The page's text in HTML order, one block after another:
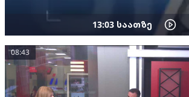
13:03საათზე
08:43